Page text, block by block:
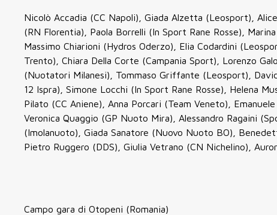
Nicolò Accadia (CC Napoli), Giada Alzetta (Leosport),
(RN Florentia), Paola Borrelli (In Sport Rane Rosse),
Massimo Chiarioni (Hydros Oderzo), Elia Codardini
Trento), Chiara Della Corte (Campania Sport), Lorenzo
(Nuotatori Milanesi), Tommaso Griffante (Leosport),
12 Ispra), Simone Locchi (In Sport Rane Rosse), Helena
Pilato (CC Aniene), Anna Porcari (Team Veneto),
Veronica Quaggio (GP Nuoto Mira), Alessandro Ragaini
(Imolanuoto), Giada Sanatore (Nuovo Nuoto BO),
Pietro Ruggero (DDS), Giulia Vetrano (CN Nichelino),
Campo gara di Otopeni (Romania)